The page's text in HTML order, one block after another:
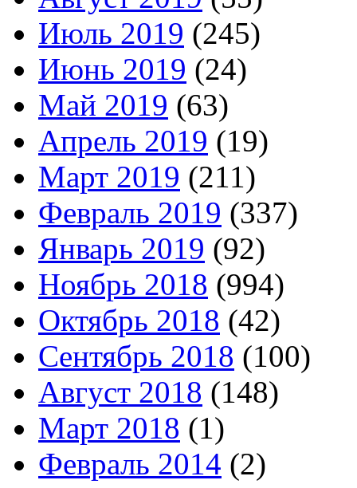
Июль 2019 (245)
Июнь 2019 (24)
Май 2019 (63)
Апрель 2019 (19)
Март 2019 (211)
Февраль 2019 (337)
Январь 2019 (92)
Ноябрь 2018 (994)
Октябрь 2018 (42)
Сентябрь 2018 (100)
Август 2018 (148)
Март 2018 (1)
Февраль 2014 (2)